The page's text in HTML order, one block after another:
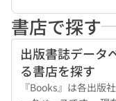
書店で探す
出版書誌データ
る書店を探す
『Books』は各出版